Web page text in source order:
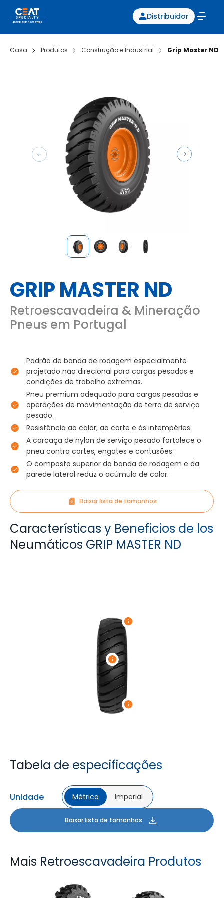
Distribuidor
Casa Produtos Construção e Industrial Grip Master ND
GRIP MASTER ND
Retroescavadeira & Mineração
Pneus em Portugal
Padrão de banda de rodagem especialmente
projetado não direcional para cargas pesadas e
condições de trabalho extremas.
Pneu premium adequado para cargas pesadas e
operações de movimentação de terra de serviço
pesado.
Resistência ao calor, ao corte e às intempéries.
A carcaça de nylon de serviço pesado fortalece o
pneu contra cortes, engates e contusões.
O composto superior da banda de rodagem e da
parede lateral reduz o acúmulo de calor.
Baixar lista de tamanhos
Características y Beneficios de los
Neumáticos GRIP MASTER ND
Tabela de especificações
Unidade Métrica Imperial
Baixar lista de tamanhos
Mais Retroescavadeira Produtos